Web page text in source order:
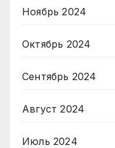
Ноябрь 2024
Октябрь 2024
Сентябрь 2024
Август 2024
Июль 2024